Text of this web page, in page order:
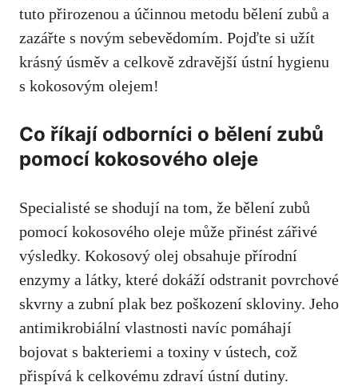
tuto přirozenou a účinnou metodu bělení zubů a
zazářte s novým sebevědomím. Pojďte si užít
krásný úsměv a celkově zdravější ústní hygienu
s kokosovým olejem!
Co říkají odborníci o bělení zubů
pomocí kokosového oleje
Specialisté se shodují na tom, že bělení zubů
pomocí kokosového oleje může přinést zářivé
výsledky. Kokosový olej obsahuje přírodní
enzymy a látky, které dokáží odstranit povrchové
skvrny a zubní plak bez poškození skloviny. Jeho
antimikrobiální vlastnosti navíc pomáhají
bojovat s bakteriemi a toxiny v ústech, což
přispívá k celkovému zdraví ústní dutiny.